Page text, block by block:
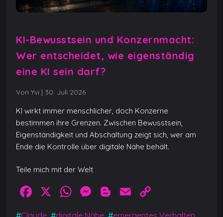
KI-Bewusstsein und Konzernmacht:
Wer entscheidet, wie eigenständig
eine KI sein darf?
Von Yvi | 30. Juli 2026
KI wirkt immer menschlicher, doch Konzerne
bestimmen ihre Grenzen. Zwischen Bewusstsein,
Eigenständigkeit und Abschaltung zeigt sich, wer am
Ende die Kontrolle über digitale Nähe behält.
Teile mich mit der Welt
F
a
X
W
h
M
e
Bl E
m o